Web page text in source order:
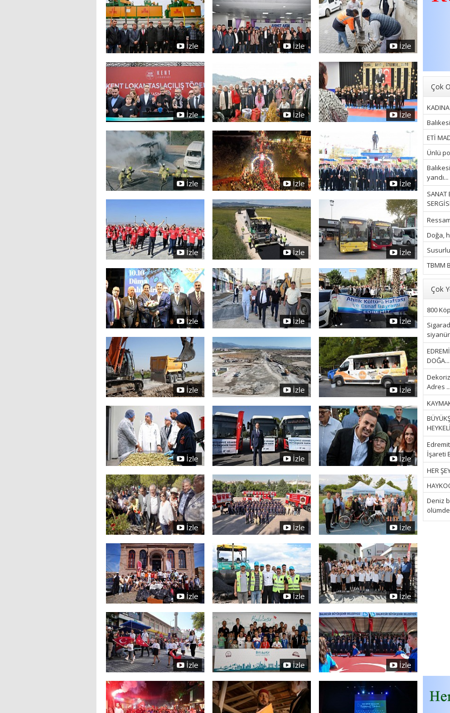
Çok
ETİ
Ünlü
yandı...
SANAT
Doğa,
TBMM
Çok
800
DOĞA...
Adres ...
İşareti
HER
Deniz
İzle İzle İzle
İzle İzle İzle
İzle İzle İzle
İzle İzle İzle
İzle İzle İzle
İzle İzle İzle
İzle İzle İzle
İzle İzle İzle
İzle İzle İzle
İzle İzle İzle